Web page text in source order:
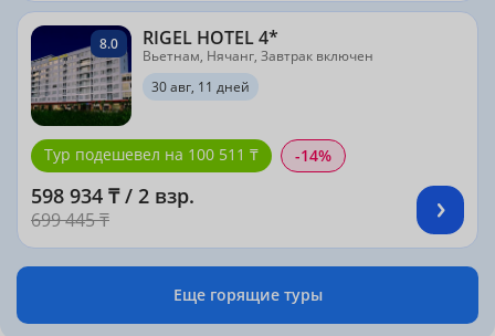
8.0 RIGEL HOTEL 4*
Вьетнам, Нячанг, Завтрак включен
30 авг, 11 дней
Тур подешевел на 100 511 ₸ -14%
598 934 ₸ / 2 взр.
699 445 ₸
Еще горящие туры